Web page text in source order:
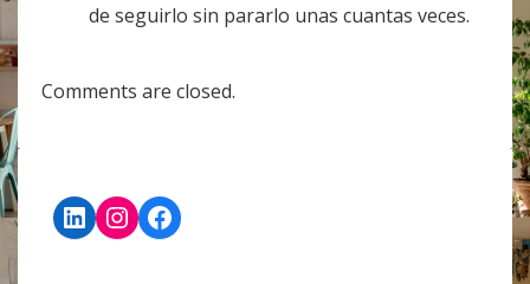
de seguirlo sin pararlo unas cuantas veces.
Comments are closed.
LinkedIn
Instagram
Facebook